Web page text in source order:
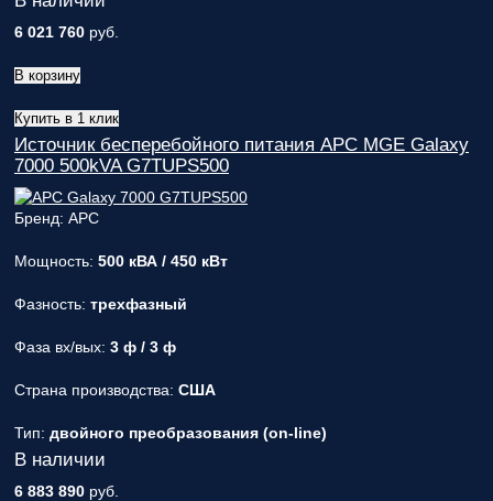
6 021 760 руб.
В корзину
Купить в 1 клик
Источник бесперебойного питания APC MGE Galaxy
7000 500kVA G7TUPS500
Бренд: APC
Мощность: 500 кВА / 450 кВт
Фазность: трехфазный
Фаза вх/вых: 3 ф / 3 ф
Страна производства: США
Тип: двойного преобразования (on-line)
В наличии
6 883 890 руб.